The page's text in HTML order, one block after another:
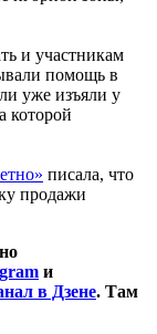
и участникам
помощь в
уже изъяли у
которой
писала, что
продажи
и
в Дзене. Там